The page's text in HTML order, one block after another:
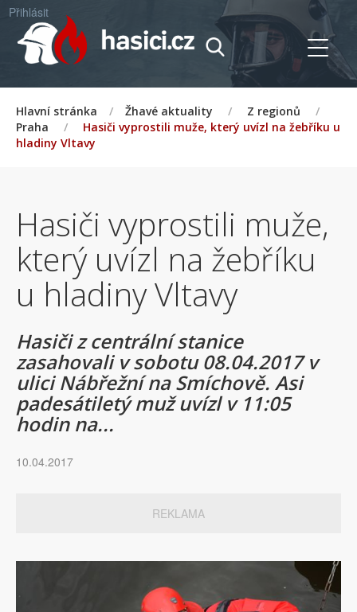
Přihlásit
Hlavní stránka / Žhavé aktuality / Z regionů
/
Praha
/
Hasiči vyprostili muže, který uvízl na žebříku u
hladiny Vltavy
Hasiči vyprostili muže,
který uvízl na žebříku
u hladiny Vltavy
Hasiči z centrální stanice
zasahovali v sobotu 08.04.2017 v
ulici Nábřežní na Smíchově. Asi
padesátiletý muž uvízl v 11:05
hodin na...
10.04.2017
REKLAMA